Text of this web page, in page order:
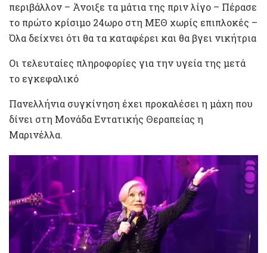
περιβάλλον – Άνοιξε τα μάτια της πριν λίγο – Πέρασε
το πρώτο κρίσιμο 24ωρο στη ΜΕΘ χωρίς επιπλοκές –
Όλα δείχνει ότι θα τα καταφέρει και θα βγει νικήτρια
Οι τελευταίες πληροφορίες για την υγεία της μετά
το εγκεφαλικό
Πανελλήνια συγκίνηση έχει προκαλέσει η μάχη που
δίνει στη Μονάδα Εντατικής Θεραπείας η
Μαρινέλλα.